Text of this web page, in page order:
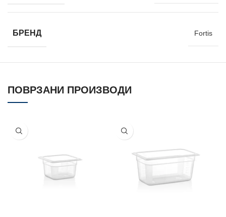
БРЕНД Fortis
ПОВРЗАНИ ПРОИЗВОДИ